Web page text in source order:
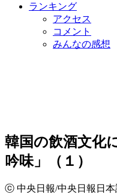
ランキング
アクセス
コメント
みんなの感想
韓国の飲酒文化
吟味」（１）
ⓒ 中央日報/中央日報日本